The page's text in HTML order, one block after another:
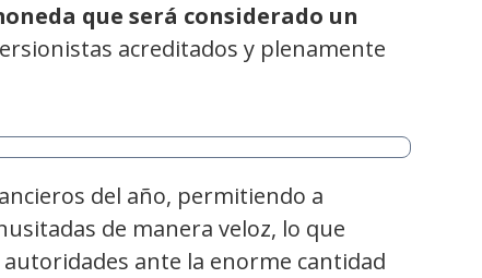
que será considerado un
acreditados y plenamente
del año, permitiendo a
de manera veloz, lo que
ante la enorme cantidad